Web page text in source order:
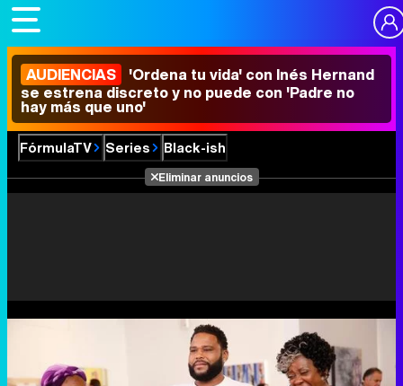
AUDIENCIAS 'Ordena tu vida' con Inés Hernand
se estrena discreto y no puede con 'Padre no
hay más que uno'
FórmulaTV Series Black-ish
Eliminar anuncios